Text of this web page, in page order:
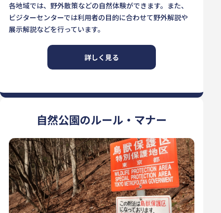
各地域では、野外散策などの自然体験ができます。また、
ビジターセンターでは利用者の目的に合わせて野外解説や
展示解説などを行っています。
詳しく見る
自然公園のルール・マナー